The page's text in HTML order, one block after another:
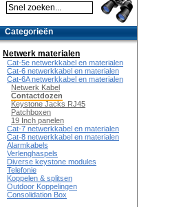
Categorieën
Netwerk materialen
Cat-5e netwerkkabel en materialen
Cat-6 netwerkkabel en materialen
Cat-6A netwerkkabel en materialen
Netwerk Kabel
Contactdozen
Keystone Jacks RJ45
Patchboxen
19 Inch panelen
Cat-7 netwerkkabel en materialen
Cat-8 netwerkkabel en materialen
Alarmkabels
Verlenghaspels
Diverse keystone modules
Telefonie
Koppelen & splitsen
Outdoor Koppelingen
Consolidation Box